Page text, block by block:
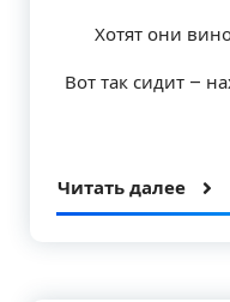
Хотят они
Вот так сидит –
Читать далее